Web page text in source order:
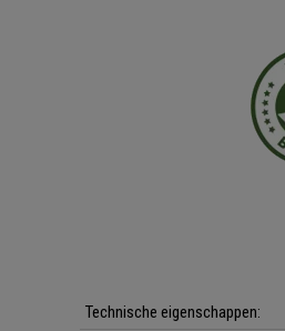
Technische eigenschappen: